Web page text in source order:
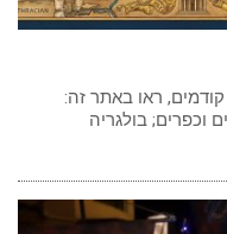
01-2026 לרשמים קודמים, ראו באתר זה:
וכפרים; בולגריה